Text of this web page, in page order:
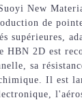
New
de
supérieures,
HBN 2D est
sa
Il est